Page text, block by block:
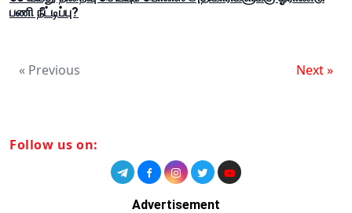
பணி நீட்டிப்பு?
« Previous Next »
Follow us on:
Advertisement